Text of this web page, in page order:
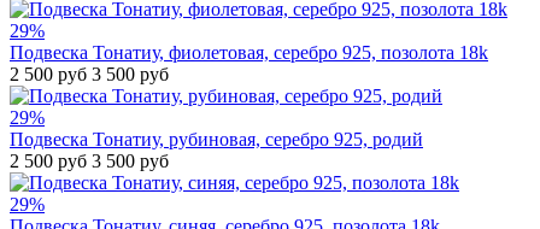
29%
Подвеска Тонатиу, фиолетовая, серебро 925, позолота 18k
2 500 руб 3 500 руб
29%
Подвеска Тонатиу, рубиновая, серебро 925, родий
2 500 руб 3 500 руб
29%